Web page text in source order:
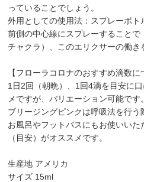
っていることでしょう。
外用としての使用法：スプレーボ
前側の中心線にスプレーすること
チャクラ）、このエリクサーの働き
【フローラコロナのおすすめ滴数に
1日2回（朝晩）、1回4滴を目安に
メですが、バリエーション可能です。
ブリージングピンクは呼吸法を行う
お風呂やフットバスにもお使いい
（目安）がオススメです。
生産地 アメリカ
サイズ 15ml